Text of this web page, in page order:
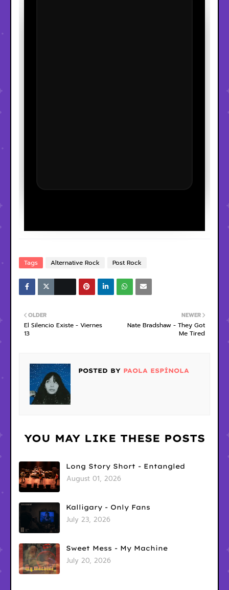
Tags Alternative Rock Post Rock
NEWER
Nate Bradshaw - They Got
Me Tired
OLDER
El Silencio Existe - Viernes
13
POSTED BY PAOLA ESPÍNOLA
YOU MAY LIKE THESE POSTS
Long Story Short - Entangled
August 01, 2026
Kalligary - Only Fans
July 23, 2026
Sweet Mess - My Machine
July 20, 2026